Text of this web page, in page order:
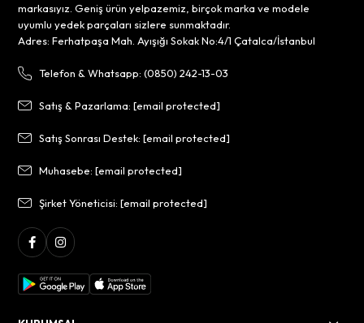
markasıyız. Geniş ürün yelpazemiz, birçok marka ve modele
uyumlu yedek parçaları sizlere sunmaktadır.
Adres: Ferhatpaşa Mah. Ayışığı Sokak No:4/1 Çatalca/İstanbul
Telefon & Whatsapp: (0850) 242-13-03
Satış & Pazarlama:[email protected]
Satış Sonrası Destek:[email protected]
Muhasebe:[email protected]
Şirket Yöneticisi:[email protected]